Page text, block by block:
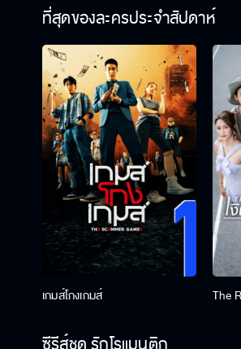
ที่สุดของละครประจำสัปดาห์
เกมส์โกงเกมส์ The